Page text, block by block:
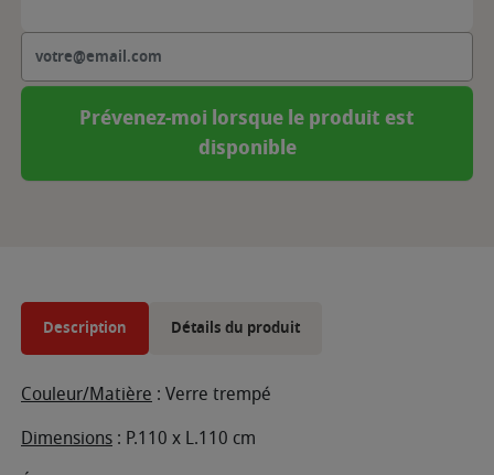
Prévenez-moi lorsque le produit est
disponible
Description Détails du produit
Couleur/Matière : Verre trempé
Dimensions : P.110 x L.110 cm